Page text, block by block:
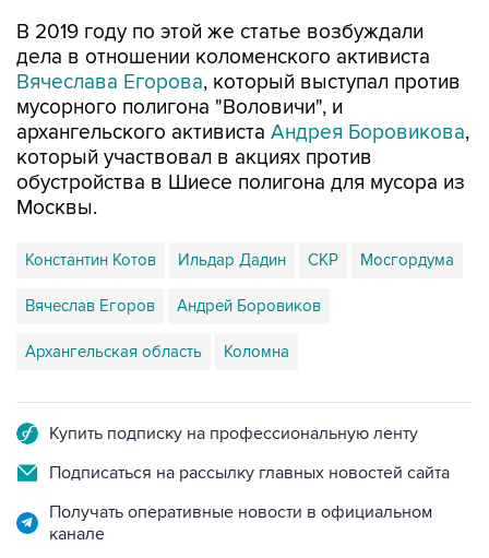
Вячеслава Егорова , который выступал против
мусорного полигона "Воловичи", и
архангельского активистаАндрея Боровикова
который участвовал в акциях против
обустройства в Шиесе полигона для мусора из
Москвы.
Константин Котов
Вячеслав Егоров Андрей Боровиков
Архангельская область Коломна
Подписаться на рассылку главных новостей сайта
Получать оперативные новости в официальном